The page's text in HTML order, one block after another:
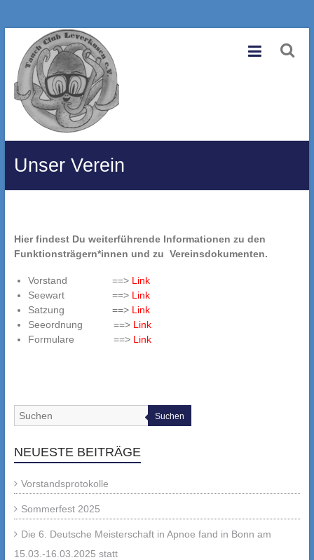
Inhalt
springen
Tauchclub
Leverkusen
e.V.
Eine
Site.
Unser Verein
Hier findest Du weiterführende Informationen zu den
Funktionsträgern*innen und zu Vereinsdokumenten.
Vorstand ==> Link
Seewart ==> Link
Satzung ==> Link
Seeordnung ==> Link
Formulare ==> Link
Suchen
NEUESTE BEITRÄGE
Vorstandsprotokolle
Sommerfest 2025
Die 6. Deutsche Meisterschaft in Apnoe fand in Bonn am
15.03.-16.03.2025 statt